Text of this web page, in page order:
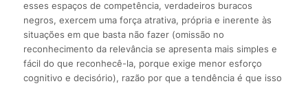
esses espaços de competência, verdadeiros buracos
negros, exercem uma força atrativa, própria e inerente às
situações em que basta não fazer (omissão no
reconhecimento da relevância se apresenta mais simples e
fácil do que reconhecê-la, porque exige menor esforço
cognitivo e decisório), razão por que a tendência é que isso